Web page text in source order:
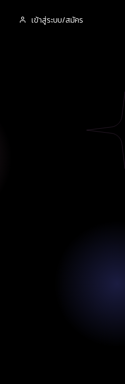
เข้าสู่ระบบ/สมัคร